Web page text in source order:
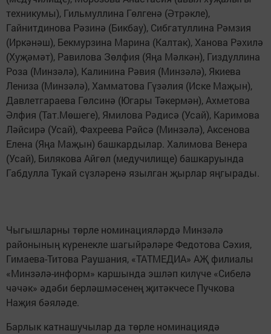
техникумы), Гильмуллина Гөлгенә (Әтрәкле),
Гайнитдинова Рәзинә (Бикбау), Сибгатуллина Рәмзия
(Иркәнәш), Бекмурзина Марина (Калтак), Ханова Рәхилә
(Хуҗәмәт), Равилова Зөлфия (Яңа Мәлкән), Гиздуллина
Роза (Минзәлә), Калинина Рәвия (Минзәлә), Якиева
Лениза (Минзәлә), Хамматова Гүзәлия (Иске Маҗын),
Давлетгараева Гөлсинә (Югары Тәкермән), Ахметова
Әлфия (Тат.Мөшеге), Ямилова Рәдисә (Усай), Каримова
Ләйсирә (Усай), Фахреева Рәйсә (Минзәлә), Аксенова
Елена (Яңа Маҗын) башкардылар. Халимова Венера
(Усай), Билякова Айгөл (медучилище) башкаруында
Габдулла Тукай сүзләренә язылган җырлар яңгырады.
Чыгышларны төрле номинацияләрдә Минзәлә
районының күренекле шагыйрәләре Федотова Сәхия,
Гимаева-Титова Раушания, «ТАТМЕДИА» АҖ филиалы
«Минзәлә-информ» каршында эшләп килүче «Сибелә
чәчәк» әдәби берләшмәсенең җитәкчесе Пучкова
Наҗия бәяләде.
Барлык катнашучылар да төрле номинациядә